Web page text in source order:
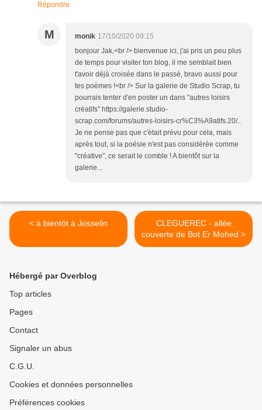
Répondre
M monik 17/10/2020 09:15
bonjour Jak,<br /> bienvenue ici, j'ai pris un peu plus
de temps pour visiter ton blog, il me semblait bien
t'avoir déjà croisée dans le passé, bravo aussi pour
tes poèmes !<br /> Sur la galerie de Studio Scrap, tu
pourrais tenter d'en poster un dans "autres loisirs
créatifs" https://galerie.studio-
scrap.com/forums/autres-loisirs-cr%C3%A9atifs.20/..
Je ne pense pas que c'était prévu pour cela, mais
après tout, si la poésie n'est pas considérée comme
"créative", ce serait le comble ! A bientôt sur la
galerie...
< à bientôt à Josselin
CLEGUEREC - allée
couverte de Bot Er Mohed >
Hébergé par Overblog
Top articles
Pages
Contact
Signaler un abus
C.G.U.
Cookies et données personnelles
Préférences cookies